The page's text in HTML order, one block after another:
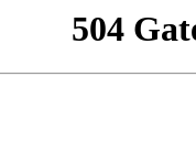
504